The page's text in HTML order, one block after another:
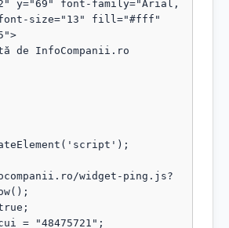
size="13" fill="#fff"
widget-ping.js?